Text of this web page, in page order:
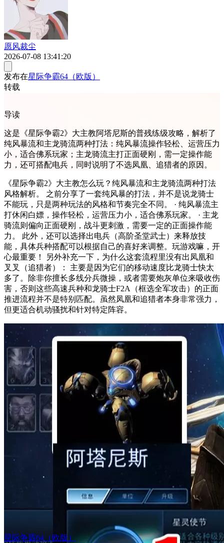
愿风裁尘
2026-07-08 13:41:20
发布在星际争霸64（欧版）
转载
导读
这是《星际争霸2》大主教阿塔尼斯的普残练级攻略，解析了
纯风暴流和主龙骑流两种打法：纯风暴流操作轻松、运营压力
小，适合佛系玩家；主龙骑流主打正面硬刚，需一定操作能
力，还可搭配电兵，同时说明了不选凤凰、追猎者的原因。
《星际争霸2》大主教怎么玩？纯风暴流和主龙骑流两种打法
风格解析。 之前分享了一套纯风暴的打法，并不是说龙骑士
不能玩，只是两种玩法的风格和节奏完全不同。 · 纯风暴流主
打休闲白嫖，操作轻松，运营压力小，适合佛系玩家。 · 主龙
骑流则偏向正面硬刚，战斗更刺激，需要一定的正面操作能
力。 此外，还可以选择出电兵（高阶圣堂武士）来释放技
能，具体兵种搭配可以根据自己的喜好来调整。玩游戏嘛，开
心最重要！ 另外补充一下，为什么这套流程里没有出凤凰和
叉叉（追猎者）： 主要是因为它们的移动速度比龙骑士快太
多了。除非你擅长多线分兵微操，或者需要炮灰单位来吸收伤
害，否则这些高速兵种和龙骑士F2A（框选全军攻击）的正面
推进流程并不是特别匹配。虽然凤凰和追猎者本身非常强力，
但更适合机动骚扰和针对特定阵容。
星际争霸64（欧版）